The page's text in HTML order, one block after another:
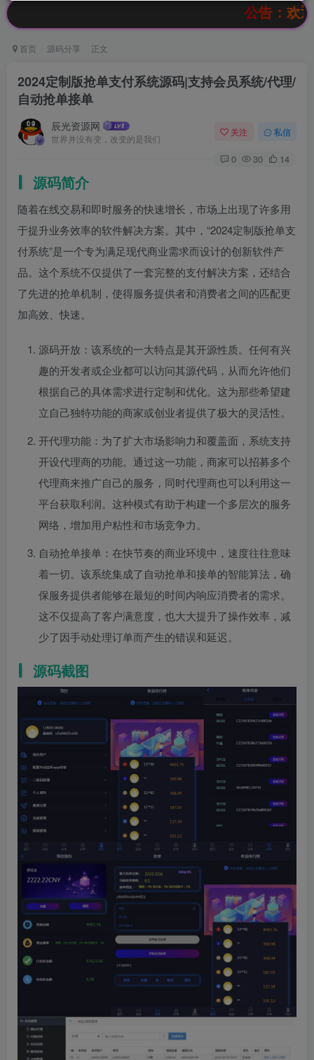
公告：欢迎访问
首页 源码分享 正文
2024定制版抢单支付系统源码|支持会员系统/代理/
自动抢单接单
辰光资源网
世界并没有变，改变的是我们
关注 私信
0 30 14
源码简介
随着在线交易和即时服务的快速增长，市场上出现了许多用
于提升业务效率的软件解决方案。其中，“2024定制版抢单支
付系统”是一个专为满足现代商业需求而设计的创新软件产
品。这个系统不仅提供了一套完整的支付解决方案，还结合
了先进的抢单机制，使得服务提供者和消费者之间的匹配更
加高效、快速。
源码开放：该系统的一大特点是其开源性质。任何有兴
趣的开发者或企业都可以访问其源代码，从而允许他们
根据自己的具体需求进行定制和优化。这为那些希望建
立自己独特功能的商家或创业者提供了极大的灵活性。
开代理功能：为了扩大市场影响力和覆盖面，系统支持
开设代理商的功能。通过这一功能，商家可以招募多个
代理商来推广自己的服务，同时代理商也可以利用这一
平台获取利润。这种模式有助于构建一个多层次的服务
网络，增加用户粘性和市场竞争力。
自动抢单接单：在快节奏的商业环境中，速度往往意味
着一切。该系统集成了自动抢单和接单的智能算法，确
保服务提供者能够在最短的时间内响应消费者的需求。
这不仅提高了客户满意度，也大大提升了操作效率，减
少了因手动处理订单而产生的错误和延迟。
源码截图